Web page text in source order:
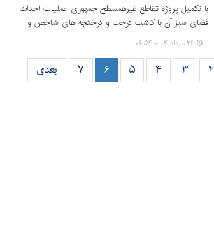
با تکمیل پروژه تقاطع غیرهمسطح جمهوری عملیات احداث
فضای سبز آن با کاشت درخت و درختچه های شاخص و
زینتی و تلاش‌های شبانه‌روزی سبزبانان در گرم‌ترین روزهای
تابستان، با سرعت و پیشرفت فیزیکی چشمگیر در حال انجام
۲۶ مرداد ۰۴ - ۰۶:۵۴
۲ ۳ ۴ ۵ ۶ ۷ بعدی